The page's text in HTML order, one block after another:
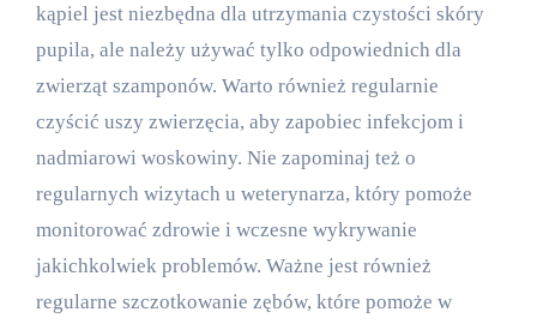
kąpiel jest niezbędna dla utrzymania czystości skóry
pupila, ale należy używać tylko odpowiednich dla
zwierząt szamponów. Warto również regularnie
czyścić uszy zwierzęcia, aby zapobiec infekcjom i
nadmiarowi woskowiny. Nie zapominaj też o
regularnych wizytach u weterynarza, który pomoże
monitorować zdrowie i wczesne wykrywanie
jakichkolwiek problemów. Ważne jest również
regularne szczotkowanie zębów, które pomoże w